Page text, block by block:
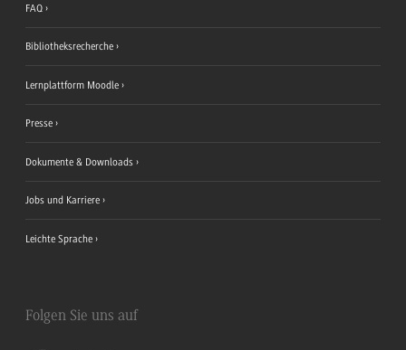
FAQ
Bibliotheksrecherche
Lernplattform Moodle
Presse
Dokumente & Downloads
Jobs und Karriere
Leichte Sprache
Folgen Sie uns auf